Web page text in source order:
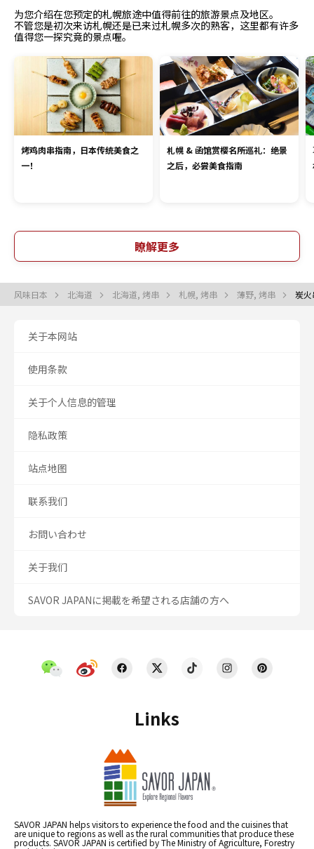
为您介绍在您预定的札幌旅途中值得前往的旅游景点及地区。
不管您是初次来访札幌还是已来过札幌多次的熟客，这里都有许多
值得您一探究竟的景点喔。
烤鸡肉串指南，日本传统美食之
一！
札幌 & 函馆赏樱名所巡礼：绝景
之后，必尝美食指南
瞭解更多
风味日本 北海道 北海道, 烤串 札幌, 烤串 薄野, 烤串 炭
Links
SAVOR JAPAN helps visitors to experience the food and the cuisines that
are unique to regions as well as the rural communities that produce these
products. SAVOR JAPAN is certified by The Ministry of Agriculture, Forestry
关于本网站
使用条款
关于个人信息的管理
隐私政策
站点地图
联系我们
お問い合わせ
关于我们
SAVOR JAPANに掲載を希望される店舗の方へ